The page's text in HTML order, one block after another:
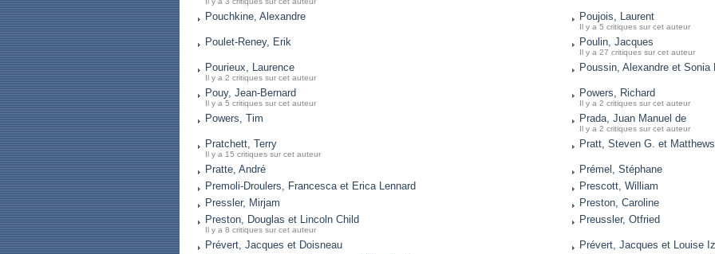
Pouchkine, Alexandre Poujois, Laurent
Il y a 5 critiques sur cet auteur
Poulet-Reney, Erik Poulin, Jacques
Il y a 27 critiques sur cet auteur
Pourieux, Laurence
Il y a 2 critiques sur cet auteur
Poussin, Alexandre et Sonia
Pouy, Jean-Bernard
Il y a 5 critiques sur cet auteur
Powers, Richard
Il y a 2 critiques sur cet auteur
Powers, Tim Prada, Juan Manuel de
Il y a 2 critiques sur cet auteur
Pratchett, Terry
Il y a 15 critiques sur cet auteur
Pratt, Steven G. et
Pratte, André
Prémel, Stéphane
Premoli-Droulers, Francesca et Erica Lennard
Prescott, William
Pressler, Mirjam
Preston, Caroline
Preston, Douglas et Lincoln Child
Il y a 8 critiques sur cet auteur
Preussler, Otfried
Prévert, Jacques et Doisneau
Prévert, Jacques et Louise